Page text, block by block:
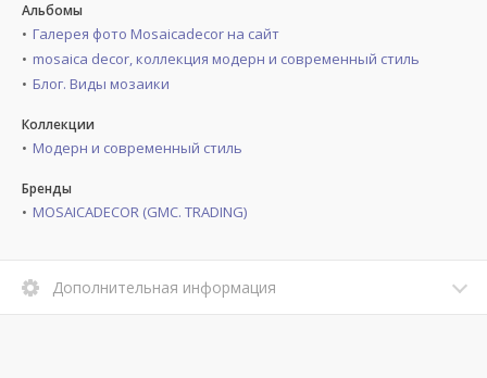
Альбомы
Галерея фото Mosaicadecor на сайт
mosaica decor, коллекция модерн и современный стиль
Блог. Виды мозаики
Коллекции
Модерн и современный стиль
Бренды
MOSAICADECOR (GMC. TRADING)
Дополнительная информация